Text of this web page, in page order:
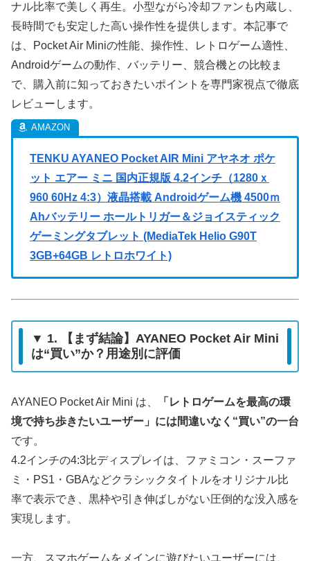
ナル比率で美しく再生。小型ながら冷却ファンも内蔵し、
長時間でも安定した高い操作性を提供します。本記事で
は、Pocket Air Miniの性能、操作性、レトロゲーム適性、
Androidゲームの動作、バッテリー、競合機との比較ま
で、購入前に知っておきたいポイントを専門家視点で徹底
レビューします。
TENKU AYANEO Pocket AIR Mini アヤネオ ポケ
ット エアー ミニ 国内正規版 4.2インチ（1280ｘ
960 60Hz 4:3）液晶搭載 Androidゲーム機 4500ｍ
Ahバッテリー ホールトリガー＆ジョイスティック
ゲーミングタブレット (MediaTek Helio G90T
3GB+64GB レトロホワイト)
▼ 1. 【まず結論】AYANEO Pocket Air Mini
は“買い”か？用途別に評価
AYANEO Pocket Air Mini は、
「レトロゲームを最高の環
境で持ち歩きたいユーザー」には間違いなく“買い”の一台
です。
4.2インチの4:3比ディスプレイは、ファミコン・スーファ
ミ・PS1・GBAなどクラシックタイトルをオリジナル比
率で表示でき、黒枠や引き伸ばしがない圧倒的な没入感を
実現します。
一方、スマホゲームをメインに遊びたいユーザーには、